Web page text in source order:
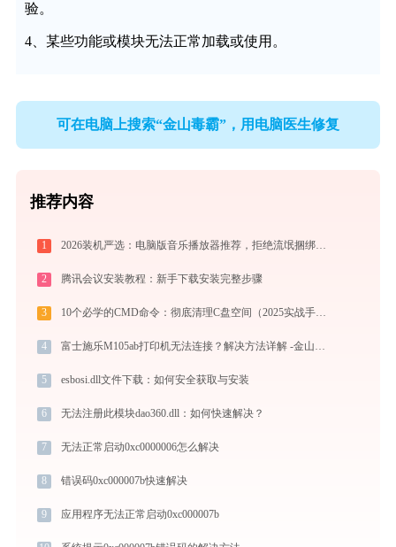
验。
4、某些功能或模块无法正常加载或使用。
可在电脑上搜索“金山毒霸”，用电脑医生修复
推荐内容
1 2026装机严选：电脑版音乐播放器推荐，拒绝流氓捆绑，还原极致无损心流音质
2 腾讯会议安装教程：新手下载安装完整步骤
3 10个必学的CMD命令：彻底清理C盘空间（2025实战手册）
4 富士施乐M105ab打印机无法连接？解决方法详解 -金山毒霸
5 esbosi.dll文件下载：如何安全获取与安装
6 无法注册此模块dao360.dll：如何快速解决？
7 无法正常启动0xc0000006怎么解决
8 错误码0xc000007b快速解决
9 应用程序无法正常启动0xc000007b